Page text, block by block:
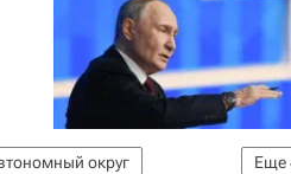
Еще
округ